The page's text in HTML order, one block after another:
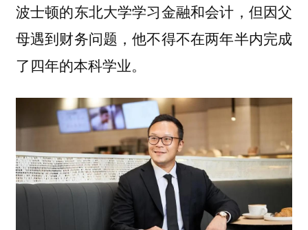
波士顿的东北大学学习金融和会计，但因父
母遇到财务问题，他不得不在两年半内完成
了四年的本科学业。